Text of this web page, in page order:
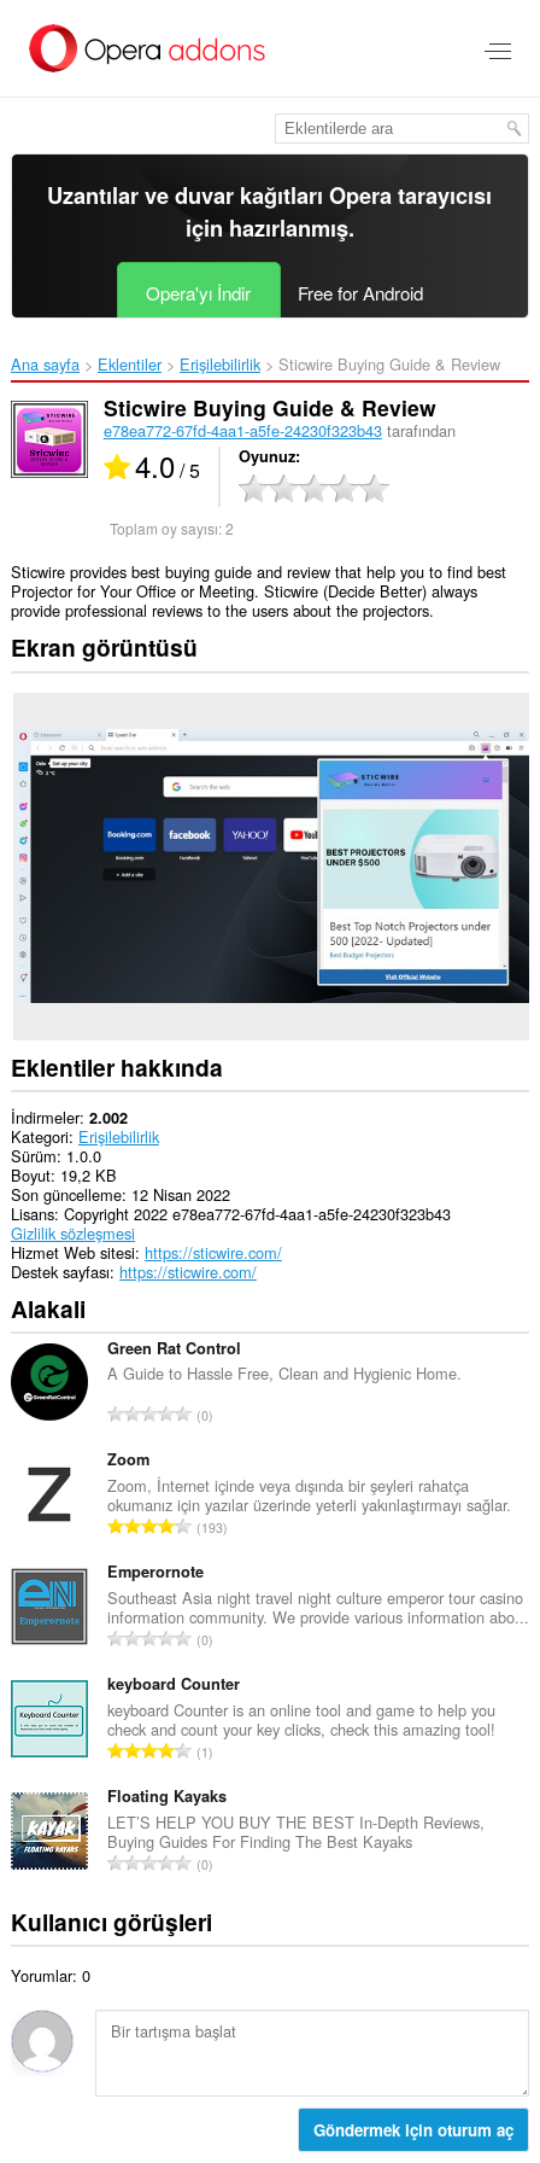
içeriğe
Uzantılar ve duvar kağıtlarıOpera tarayıcısı
için hazırlanmış.
Opera'yı İndir Free for Android
Ana sayfa Eklentiler Erişilebilirlik Sticwire Buying Guide & Review‎
Sticwire Buying Guide & Review
e78ea772-67fd-4aa1-a5fe-24230f323b43tarafından
4.0/ 5 Oyunuz
Toplam oy sayısı:2
Sticwire provides best buying guide and review that help you to find best
Projector for Your Office or Meeting. Sticwire (Decide Better) always
provide professional reviews to the users about the projectors.
Ekran görüntüsü
Eklentiler hakkında
İndirmeler 2.002
Kategori Erişilebilirlik
Sürüm 1.0.0
Boyut 19,2 KB
Son güncelleme 12 Nisan 2022
Lisans Copyright 2022 e78ea772-67fd-4aa1-a5fe-24230f323b43
Gizlilik sözleşmesi
Hizmet Web sitesi https://sticwire.com/
Destek sayfası https://sticwire.com/
Alakali
Green Rat Control
A Guide to Hassle Free, Clean and Hygienic Home.
T
l
a
m
y
s
a
y
ı
s
ı
:
0
Zoom
Zoom, İnternet içinde veya dışında bir şeyleri rahatça
okumanız için yazılar üzerinde yeterli yakınlaştırmayı sağlar.
T
p
l
a
m
y
s
a
y
ı
s
ı
:
193
Emperornote
Southeast Asia night travel night culture emperor tour casino
information community. We provide various information abo...
T
p
l
a
m
y
s
a
y
s
ı
0
keyboard Counter
keyboard Counter is an online tool and game to help you
check and count your key clicks, check this amazing tool!
T
p
l
a
m
y
s
ı
s
1
Floating Kayaks
LET’S HELP YOU BUY THE BEST In-Depth Reviews,
Buying Guides For Finding The Best Kayaks
T
l
o
y
y
0
Kullanıcı görüşleri
Yorumlar: 0
Göndermek için oturum aç